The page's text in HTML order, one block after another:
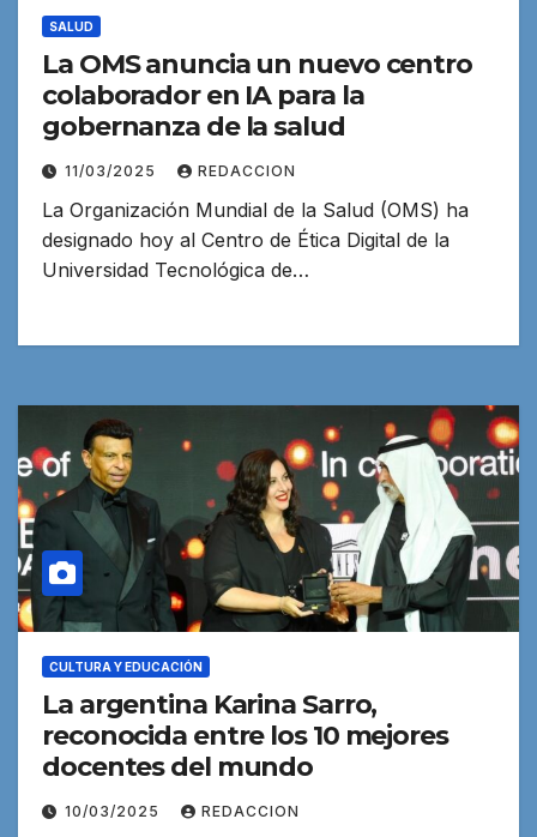
SALUD
La OMS anuncia un nuevo centro
colaborador en IA para la
gobernanza de la salud
11/03/2025 REDACCION
La Organización Mundial de la Salud (OMS) ha
designado hoy al Centro de Ética Digital de la
Universidad Tecnológica de…
CULTURA Y EDUCACIÓN
La argentina Karina Sarro,
reconocida entre los 10 mejores
docentes del mundo
10/03/2025 REDACCION